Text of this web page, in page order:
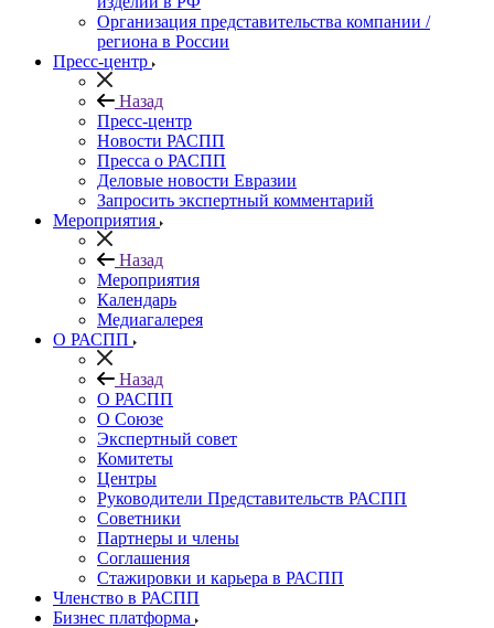
Организация представительства компании /
региона в России
Пресс-центр
Назад
Пресс-центр
Новости РАСПП
Пресса о РАСПП
Деловые новости Евразии
Запросить экспертный комментарий
Мероприятия
Назад
Мероприятия
Календарь
Медиагалерея
О РАСПП
Назад
О РАСПП
О Союзе
Экспертный совет
Комитеты
Центры
Руководители Представительств РАСПП
Советники
Партнеры и члены
Соглашения
Стажировки и карьера в РАСПП
Членство в РАСПП
Бизнес платформа